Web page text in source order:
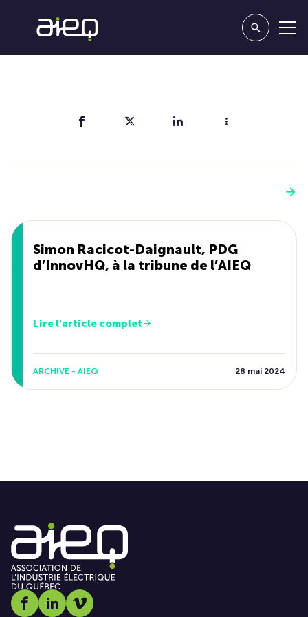
Simon Racicot-Daignault, PDG
d’InnovHQ, à la tribune de l’AIEQ
Lire l'article complet
ARCHIVE - AIEQ 28 mai 2024
Social media link icon-facebook
Social media link icon-linkedin
Social media link icon-vimeo